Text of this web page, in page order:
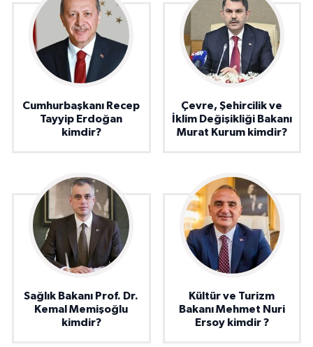
Cumhurbaşkanı Recep
Tayyip Erdoğan
kimdir?
Çevre, Şehircilik ve
İklim Değişikliği Bakanı
Murat Kurum kimdir?
Sağlık Bakanı Prof. Dr.
Kemal Memişoğlu
kimdir?
Kültür ve Turizm
Bakanı Mehmet Nuri
Ersoy kimdir ?